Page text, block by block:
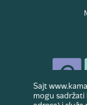
Sajt
mogu sadržati